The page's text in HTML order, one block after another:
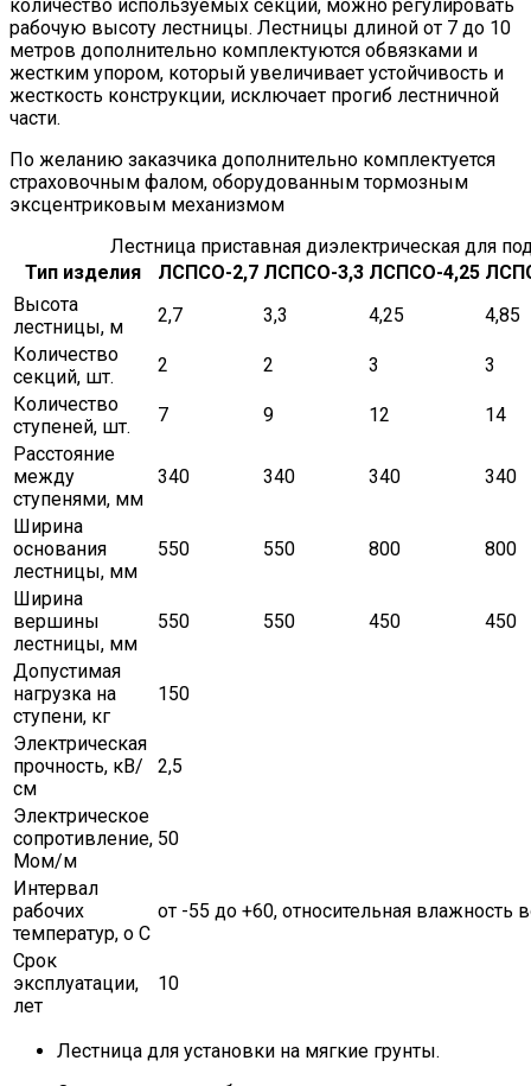
количество используемых секций, можно регулировать
рабочую высоту лестницы. Лестницы длиной от 7 до 10
метров дополнительно комплектуются обвязками и
жестким упором, который увеличивает устойчивость и
жесткость конструкции, исключает прогиб лестничной
части.
По желанию заказчика дополнительно комплектуется
страховочным фалом, оборудованным тормозным
эксцентриковым механизмом
Лестница приставная диэлектрическая для
Тип изделия
ЛСПСО-2,7 ЛСПСО-3,3 ЛСПСО-4,25
Высота
лестницы, м
2,7 3,3 4,25
4,85
Количество
секций, шт.
2 2 3
3
Количество
ступеней, шт.
7 9 12
14
Расстояние
между
ступенями, мм
340 340 340 340
Ширина
основания
лестницы, мм
550 550 800 800
Ширина
вершины
лестницы, мм
550 550 450 450
Допустимая
нагрузка на
ступени, кг
150
Электрическая
прочность, кВ/
см
2,5
Электрическое
сопротивление,
Мом/м
50
Интервал
рабочих
температур, о С
от -55 до +60, относительная влажность
Срок
эксплуатации,
лет
10
Лестница для установки на мягкие грунты.